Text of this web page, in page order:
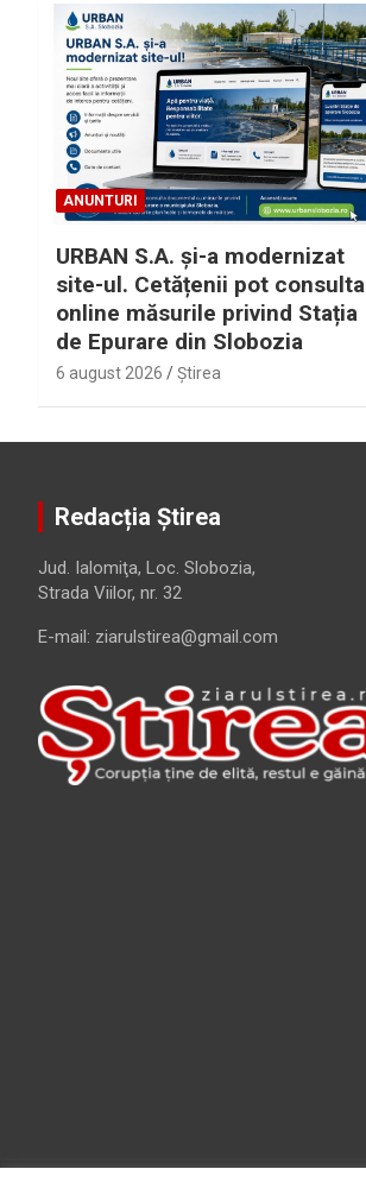
ANUNTURI
URBAN S.A. și-a modernizat
site-ul. Cetățenii pot consulta
online măsurile privind Stația
de Epurare din Slobozia
6 august 2026 Ştirea
Redacția Știrea
Jud. Ialomiţa, Loc. Slobozia,
Strada Viilor, nr. 32
E-mail: ziarulstirea@gmail.com